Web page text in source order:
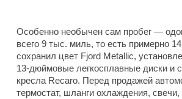
Особенно необычен сам пробег —
всего 9 тыс. миль, то есть примерно
сохранил цвет Fjord Metallic,
13-дюймовые легкосплавные диски и
кресла Recaro. Перед продажей
термостат, шланги охлаждения, свечи,